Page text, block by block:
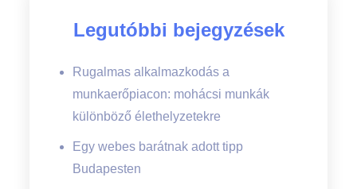
Legutóbbi bejegyzések
Rugalmas alkalmazkodás a
munkaerőpiacon: mohácsi munkák
különböző élethelyzetekre
Egy webes barátnak adott tipp
Budapesten